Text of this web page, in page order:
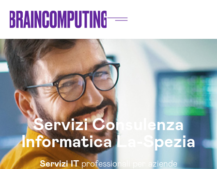
Servizi Consulenza
Informatica La-Spezia
Servizi ITprofessionali per aziende